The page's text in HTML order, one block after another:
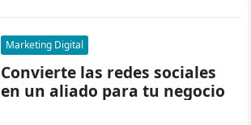
Marketing Digital
Convierte las redes sociales
en un aliado para tu negocio